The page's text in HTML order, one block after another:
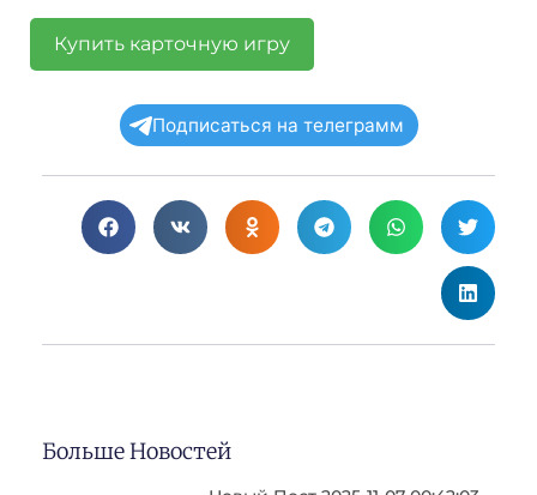
Купить карточную игру
Подписаться на телеграмм
Больше Новостей